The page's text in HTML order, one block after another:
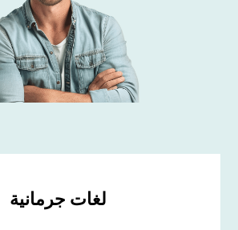
لغات جرمانية